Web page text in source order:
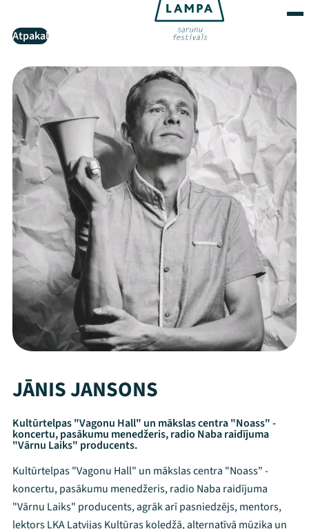
Atpakaļ
JĀNIS JANSONS
Kultūrtelpas "Vagonu Hall" un mākslas centra "Noass" -
koncertu, pasākumu menedžeris, radio Naba raidījuma
"Vārnu Laiks" producents.
Kultūrtelpas "Vagonu Hall" un mākslas centra "Noass" -
koncertu, pasākumu menedžeris, radio Naba raidījuma
"Vārnu Laiks" producents, agrāk arī pasniedzējs, mentors,
lektors LKA Latvijas Kultūras koledžā, alternatīvā mūzika un